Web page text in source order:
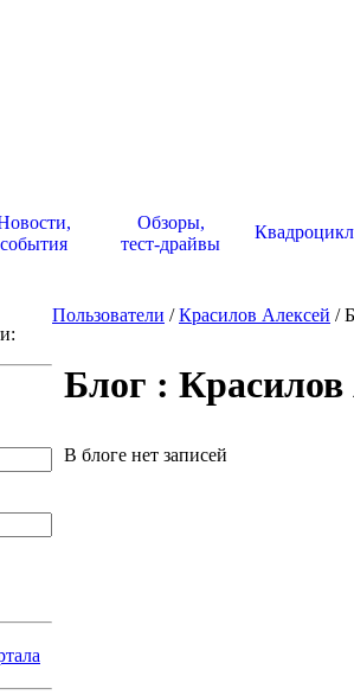
события
Обзоры,
тест-драйвы
Пользователи /Красилов Алексей /
Блог : Красилов
В блоге нет записей